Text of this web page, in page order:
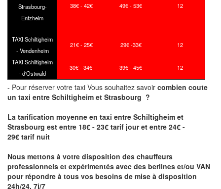
Strasbourg-
Entzheim
38€ - 42€ 49€ - 53€ 12
TAXI Schiltigheim
- Vendenheim
21€ - 25€ 29€ -33€ 12
TAXI Schiltigheim
- d'Ostwald
30€ - 34€ 39€ - 45€ 12
- Pour réserver votre taxi Vous souhaitez savoir combien coute
un taxi entre Schiltigheim et Strasbourg ?
La tarification moyenne en taxi entre Schiltigheim et
Strasbourg est entre 18€ - 23€ tarif jour et entre 24€ -
29€ tarif nuit
Nous mettons à votre disposition des chauffeurs
professionnels et expérimentés avec des berlines et/ou VAN
pour répondre à tous vos besoins de mise à disposition
24h/24, 7j/7